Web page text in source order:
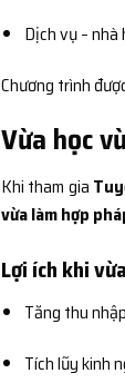
Dịch vụ – nhà
Chương trình
Vừa học
Khi tham gia
vừa làm hợp
Lợi ích khi
Tăng thu
Tích lũy kinh